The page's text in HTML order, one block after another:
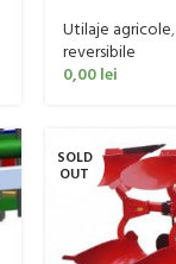
410-470 CP
Utilaje agricole,
reversibile
0,00lei
SOLD
OUT